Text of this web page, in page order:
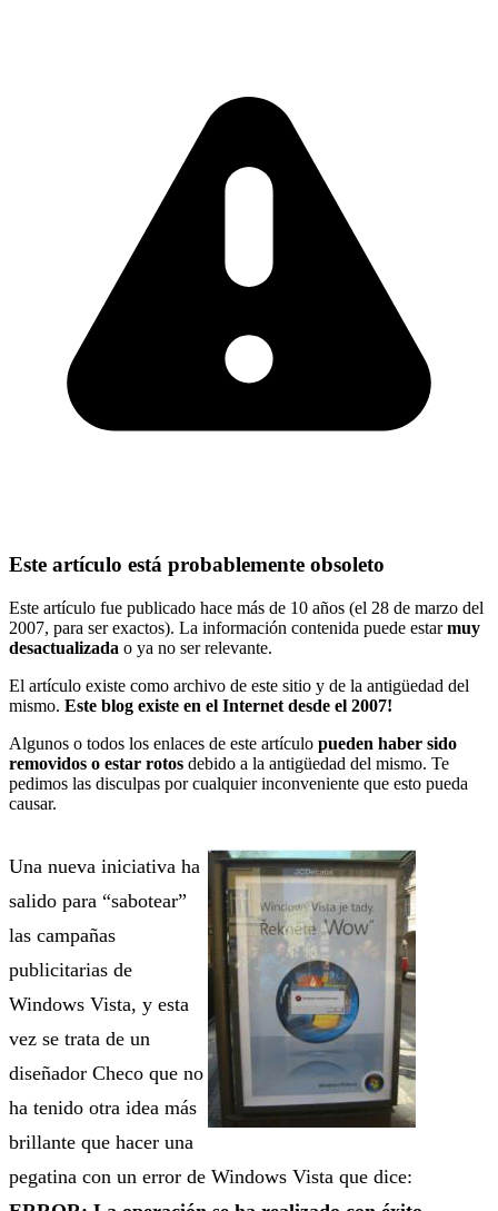
Este artículo está probablemente obsoleto
Este artículo fue publicado hace más de 10 años (el 28 de marzo del
2007, para ser exactos). La información contenida puede estarmuy
desactualizada o ya no ser relevante.
El artículo existe como archivo de este sitio y de la antigüedad del
mismo. Este blog existe en el Internet desde el 2007!
Algunos o todos los enlaces de este artículo pueden haber sido
removidos o estar rotos debido a la antigüedad del mismo. Te
pedimos las disculpas por cualquier inconveniente que esto pueda
causar.
Una nueva iniciativa ha
salido para “sabotear”
las campañas
publicitarias de
Windows Vista, y esta
vez se trata de un
diseñador Checo que no
ha tenido otra idea más
brillante que hacer una
pegatina con un error de Windows Vista que dice: